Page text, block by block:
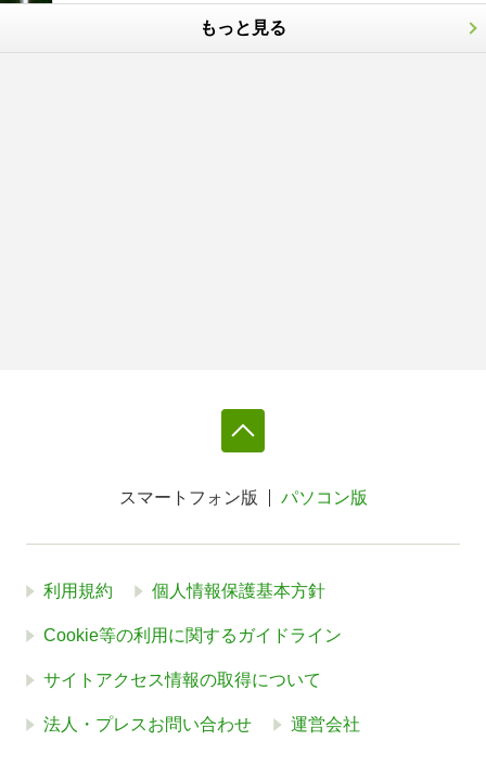
もっと見る
スマートフォン版 パソコン版
利用規約 個人情報保護基本方針
Cookie等の利用に関するガイドライン
サイトアクセス情報の取得について
法人・プレスお問い合わせ 運営会社